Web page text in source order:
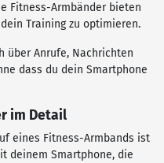
Fitness-Armbänder bieten
Training zu optimieren.
über Anrufe, Nachrichten
dass du dein Smartphone
im Detail
eines Fitness-Armbands ist
deinem Smartphone, die